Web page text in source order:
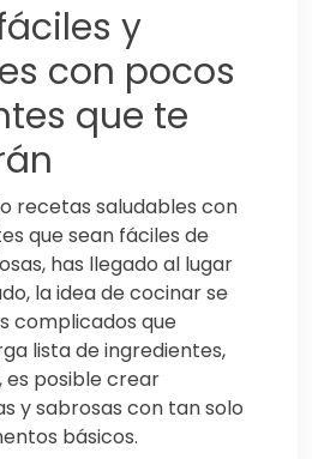
y
con pocos
que te
recetas saludables con
que sean fáciles de
has llegado al lugar
la idea de cocinar se
complicados que
lista de ingredientes,
es posible crear
y sabrosas con tan solo
básicos.